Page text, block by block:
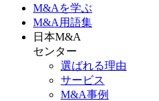
M&Aを学ぶ
M&A 用語集
日本M&A
センター
選ばれる理由
サービス
M&A事例